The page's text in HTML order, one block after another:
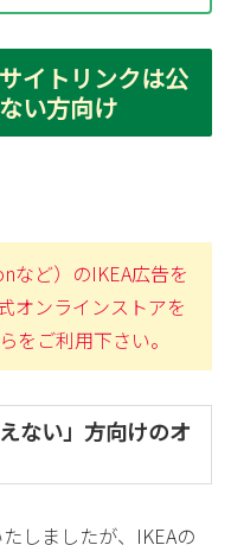
イトリンクは公
い方向け
など）のIKEA広告を
オンラインストアを
をご利用下さい。
ない」方向けのオ
しましたが、IKEAの